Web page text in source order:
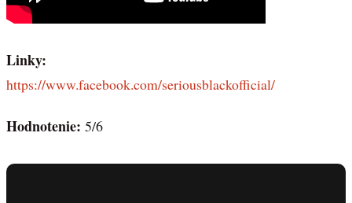
Linky:
https://www.facebook.com/seriousblackofficial/
Hodnotenie: 5/6